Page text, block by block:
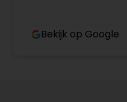
Bekijk op Google